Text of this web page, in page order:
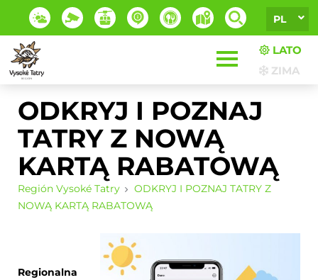
PL
LATO
ZIMA
ODKRYJ I POZNAJ
TATRY Z NOWĄ
KARTĄ RABATOWĄ
Región Vysoké Tatry
ODKRYJ I POZNAJ TATRY Z
NOWĄ KARTĄ RABATOWĄ
Regionalna